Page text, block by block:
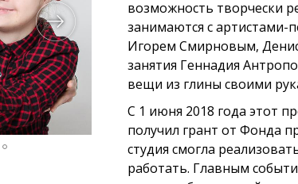
возможность творчески
занимаются с
Игорем Смирновым,
занятия Геннадия
вещи из глины своими
С 1 июня 2018 года этот
получил грант от Фонда
студия смогла
работать. Главным